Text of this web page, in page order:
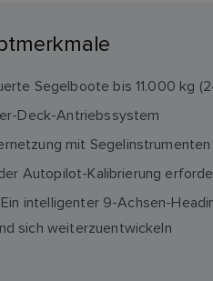
Segelboote bis 11.000 kg
Deck-Antriebssystem
mit
Autopilot-Kalibrierung
intelligenter 9-Achsen-
sich weiterzuentwickeln